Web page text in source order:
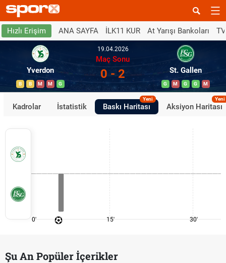
Hızlı Erişim ANA SAYFA İLK11 KUR At Yarışı Bankoları
Yverdon
B B M M G
19.04.2026
Maç Sonu
0 - 2 St. Gallen
G M G G M
Kadrolar İstatistik Baskı Haritası
Yeni
Aksiyon Haritası
Yeni
0' 15' 30'
Şu An Popüler İçerikler